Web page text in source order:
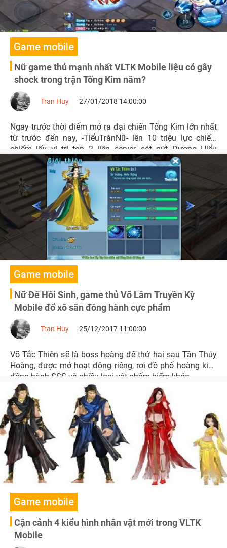
Game mobile
Nữ game thủ mạnh nhất VLTK Mobile liệu có gây
shock trong trận Tống Kim năm?
Tran Huy 27/01/2018 14:00:00
Ngay trước thời điểm mở ra đại chiến Tống Kim lớn nhất
từ trước đến nay, -TiểuTrânNữ- lên 10 triệu lực chiến,
chiếm lấy vị trí top 2 liên server, sát nút Dương Hiểu
Phàm.
Game mobile
Nữ Đế Hồi Sinh, game thủ Võ Lâm Truyền Kỳ
Mobile đổ xô săn đồng hành cực phẩm
Tran Huy 25/12/2017 11:00:00
Võ Tắc Thiên sẽ là boss hoàng đế thứ hai sau Tần Thủy
Hoàng, được mở hoạt động riêng, rơi đồ phổ hoàng kim,
đồng hành SSS và nhiều loại vật phẩm hiếm khác.
Game mobile
Cận cảnh 4 kiểu hình nhân vật mới trong VLTK
Mobile